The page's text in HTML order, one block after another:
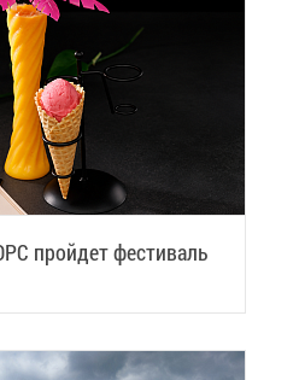
прой­дет фе­сти­валь